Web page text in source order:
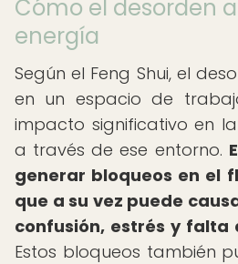
Cómo el desorden
energía
Según el Feng Shui, el
en un espacio de
impacto significativo en
a través de ese entorno.
generar bloqueos en el
que a su vez puede
confusión, estrés y falta
Estos bloqueos también